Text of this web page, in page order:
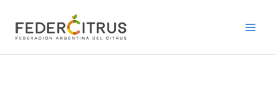
contenido